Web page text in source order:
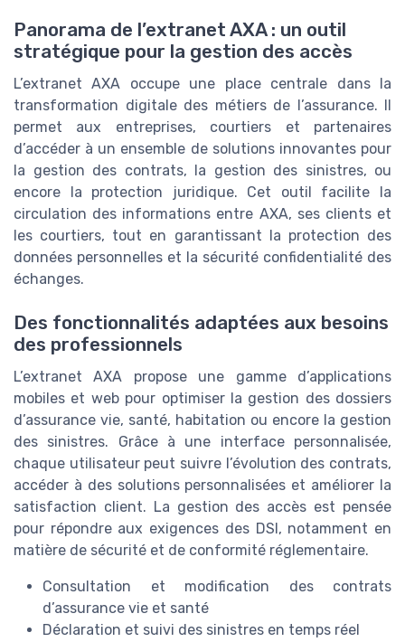
Panorama de l’extranet AXA : un outil
stratégique pour la gestion des accès
L’extranet AXA occupe une place centrale dans la
transformation digitale des métiers de l’assurance. Il
permet aux entreprises, courtiers et partenaires
d’accéder à un ensemble de solutions innovantes pour
la gestion des contrats, la gestion des sinistres, ou
encore la protection juridique. Cet outil facilite la
circulation des informations entre AXA, ses clients et
les courtiers, tout en garantissant la protection des
données personnelles et la sécurité confidentialité des
échanges.
Des fonctionnalités adaptées aux besoins
des professionnels
L’extranet AXA propose une gamme d’applications
mobiles et web pour optimiser la gestion des dossiers
d’assurance vie, santé, habitation ou encore la gestion
des sinistres. Grâce à une interface personnalisée,
chaque utilisateur peut suivre l’évolution des contrats,
accéder à des solutions personnalisées et améliorer la
satisfaction client. La gestion des accès est pensée
pour répondre aux exigences des DSI, notamment en
matière de sécurité et de conformité réglementaire.
Consultation et modification des contrats
d’assurance vie et santé
Déclaration et suivi des sinistres en temps réel